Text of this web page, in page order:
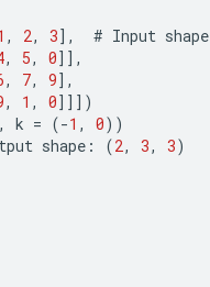
, 2, 3] , # Input shape
, 5, 0]] ,
, 7, 9] ,
, 1 , 0]]] )
, k = (-1 , 0))
shape : (2, 3, 3)